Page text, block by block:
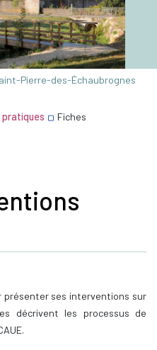
Pierre-des-Échaubrognes
pratiques
Fiches
présenter ses interventions sur
décrivent les processus de